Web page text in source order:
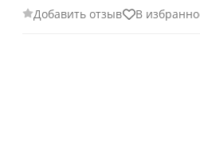
Добавить отзыв В